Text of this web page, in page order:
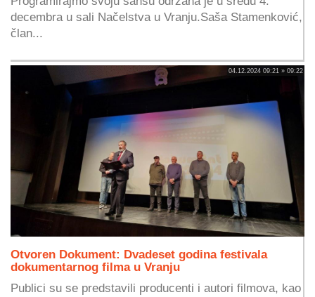
decembra u sali Načelstva u Vranju.Saša Stamenković,
član...
04.12.2024 09:21 » 09:22
Otvoren Dokument: Dvadeset godina festivala
dokumentarnog filma u Vranju
Publici su se predstavili producenti i autori filmova, kao